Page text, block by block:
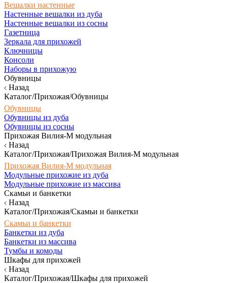
Вешалки настенные
Настенные вешалки из дуба
Настенные вешалки из сосны
Газетница
Зеркала для прихожей
Ключницы
Консоли
Наборы в прихожую
Обувницы
Назад
Каталог/Прихожая/Обувницы
Обувницы
Обувницы из дуба
Обувницы из сосны
Прихожая Вилия-М модульная
Назад
Каталог/Прихожая/Прихожая Вилия-М модульная
Прихожая Вилия-М модульная
Модульные прихожие из дуба
Модульные прихожие из массива
Скамьи и банкетки
Назад
Каталог/Прихожая/Скамьи и банкетки
Скамьи и банкетки
Банкетки из дуба
Банкетки из массива
Тумбы и комоды
Шкафы для прихожей
Назад
Каталог/Прихожая/Шкафы для прихожей